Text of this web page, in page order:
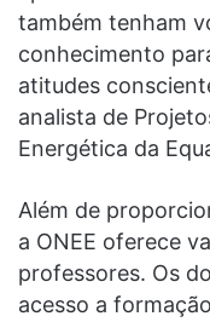
também tenham
conhecimento
atitudes
analista de
Energética da
Além de
a ONEE oferece
professores. Os
acesso a